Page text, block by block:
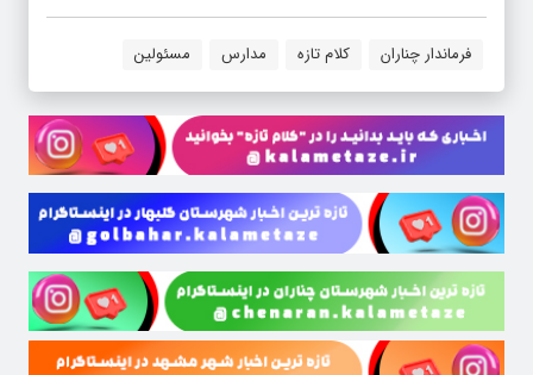
فرماندار چناران کلام تازه مدارس مسئولین